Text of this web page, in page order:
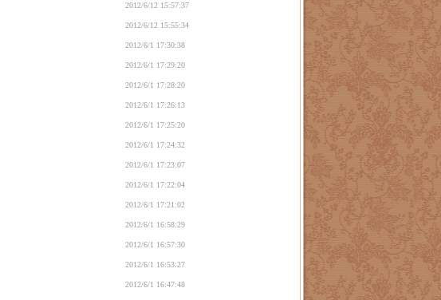
2012/6/12 15:57:37
2012/6/12 15:55:34
2012/6/1 17:30:38
2012/6/1 17:29:20
2012/6/1 17:28:20
2012/6/1 17:26:13
2012/6/1 17:25:20
2012/6/1 17:24:32
2012/6/1 17:23:07
2012/6/1 17:22:04
2012/6/1 17:21:02
2012/6/1 16:58:29
2012/6/1 16:57:30
2012/6/1 16:53:27
2012/6/1 16:47:48